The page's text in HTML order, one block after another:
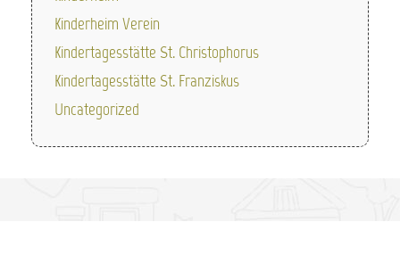
Kinderheim Verein
Kindertagesstätte St. Christophorus
Kindertagesstätte St. Franziskus
Uncategorized